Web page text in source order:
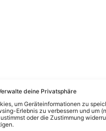
deine Privatsphäre
um Geräteinformationen zu
Erlebnis zu verbessern und um
oder die Zustimmung